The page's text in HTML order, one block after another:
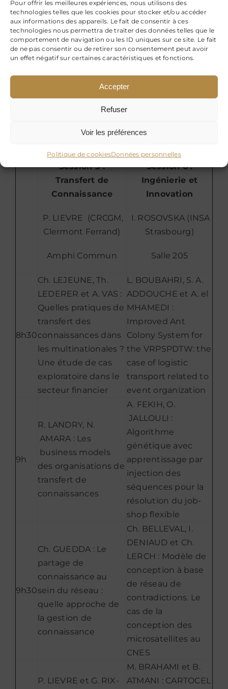
Pour offrir les meilleures expériences, nous utilisons des
technologies telles que les cookies pour stocker et/ou accéder
aux informations des appareils. Le fait de consentir à ces
technologies nous permettra de traiter des données telles que le
comportement de navigation ou les ID uniques sur ce site. Le fait
de ne pas consentir ou de retirer son consentement peut avoir
un effet négatif sur certaines caractéristiques et fonctions.
Accepter
Refuser
Voir les préférences
Politique de cookiesDonnées personnelles
17h30
au service de
l’entreprise :
Perceptions,
Pratiques,
modèles sur les
systèmes d’entreprise
– Application dans
une entreprise de
20h: Dîner Maison Kammerzell
Session 5 :
Transfert de
Connaissance
P. LIEVRE (CRCGM,
Clermont Ferrand)
Amphi Commun
Session 6 :
Ingénierie et
Innovation
I. ROSOVSKA (INSA
Strasbourg)
Salle 205
8h30
Ch. LEJEUNE, Th.
LEDERER et A. VAS :
Quelles pratiques de
transfert des
connaissances dans
les multinationales ?
Une étude de cas
exploratoire dans le
secteur financier
L. BOUBAHRI, S. A.
ADDOUCHE et A. el
MHAMEDI :
Improved Ant
Colony System for
the VRPSPDTW: the
case of logistic
transport related to
event organization
9h
R. LANDRY, N.
AMARA : Les
business models
des organisations de
transfert de
connaissances
A. FEKIH, O.
JALLOULI :
Algorithme
génétique avec
apprentissage par
injection des
séquences pour la
résolution du job-
shop flexible
9h30
Ch. GUEDDA : Le
partage de
connaissance au
sein du réseau :
quelle approche de
la gestion de
connaissance
Ch. BELLEVAL, I.
DENIAUD et Ch.
LERCH : Modèle de
conception à base
de réseau de
contradictions. Le
cas de la
conception des
microsatellites au
CNES
P. LIEVRE et G. RIX-
M. BRAHAMI et B.
ATMANI : CARTOCEL